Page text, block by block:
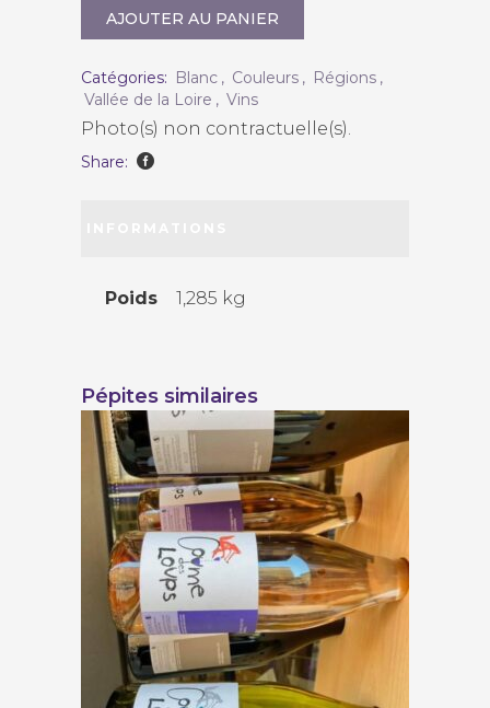
Vincendeau
"Le
Raguenet"
2016
quantity
AJOUTER AU PANIER
Catégories: Blanc , Couleurs , Régions ,
Vallée de la Loire , Vins
Photo(s) non contractuelle(s).
Share:
Poids 1,285 kg
Pépites similaires
Mas Mudigliza « Coume des
loups » 2023